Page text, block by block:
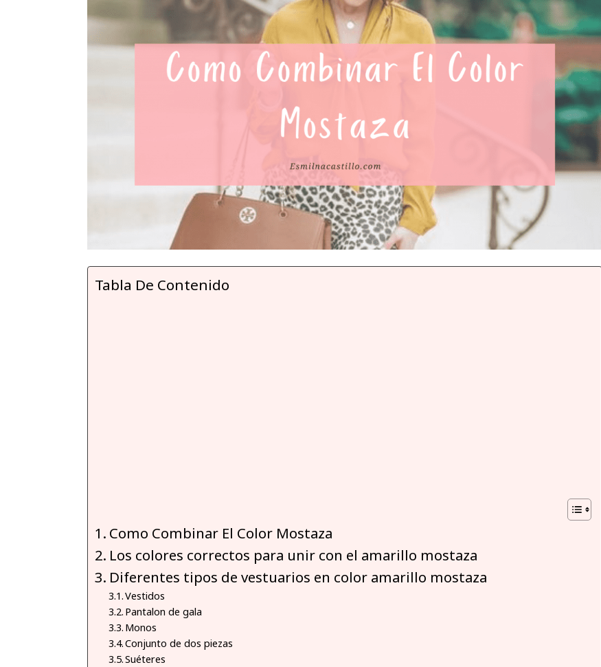
Tabla De Contenido
Como Combinar El Color Mostaza
Los colores correctos para unir con el amarillo mostaza
Diferentes tipos de vestuarios en color amarillo mostaza
Vestidos
Pantalon de gala
Monos
Conjunto de dos piezas
Suéteres